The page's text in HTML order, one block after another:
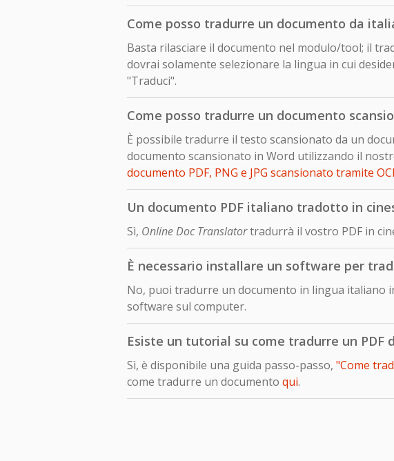
Come posso tradurre un documento da
Basta rilasciare il documento nel modulo/tool; il
dovrai solamente selezionare la lingua in cui
"Traduci".
Come posso tradurre un documento
È possibile tradurre il testo scansionato da un
documento scansionato in Word utilizzando il
documento PDF, PNG e JPG scansionato tramite
Un documento PDF italiano tradotto in
Sì, Online Doc Translatortradurrà il vostro PDF in
È necessario installare un software per
No, puoi tradurre un documento in lingua italiano
software sul computer.
Esiste un tutorial su come tradurre un PDF
Sì, è disponibile una guida passo-passo, "Come
come tradurre un documento qui.